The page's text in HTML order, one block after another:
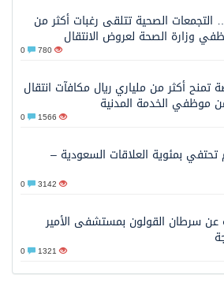
أيام… التجمعات الصحية تتلقى رغبات أكثر من
780
تمنح أكثر من ملياري ريال مكافآت انتقال
موظفي الخدمة المدنية
1566
تحتفي بمئوية العلاقات السعودية –
3142
عن سرطان القولون بمستشفى الأمير
1321